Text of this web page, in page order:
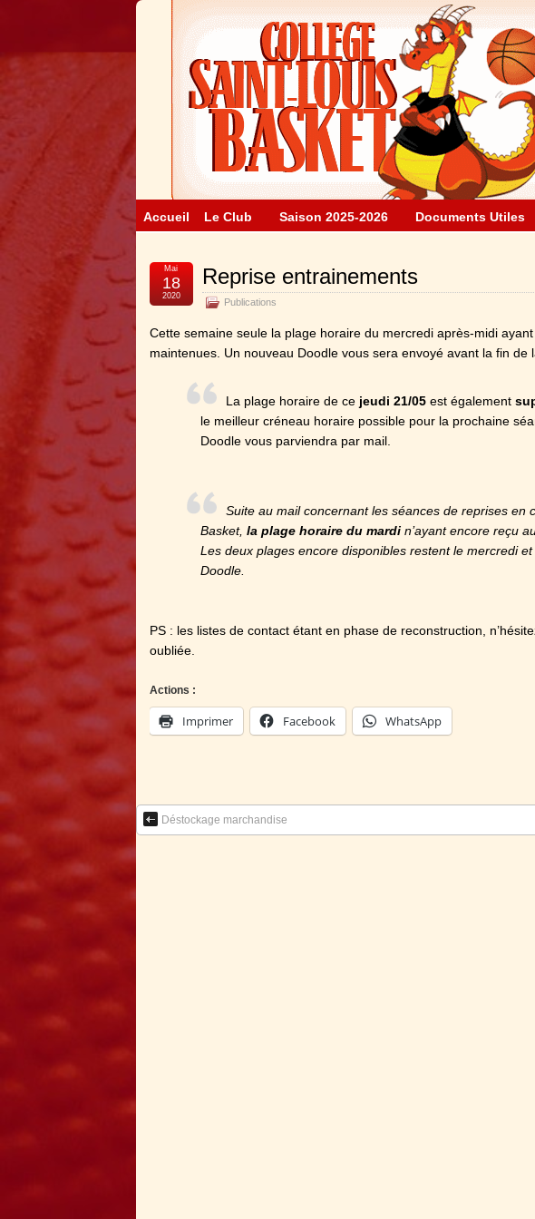
Accueil Le Club Saison 2025-2026 Documents Utiles
Reprise entrainements
Publications
Mai
18
2020
Cette semaine seule la plage horaire du mercredi après-midi
maintenues. Un nouveau Doodle vous sera envoyé avant la fin de
La plage horaire de ce jeudi 21/05 est également
le meilleur créneau horaire possible pour la prochaine
Doodle vous parviendra par mail.
Suite au mail concernant les séances de reprises en
Basket,la plage horaire du mardi n’ayant encore reçu
Les deux plages encore disponibles restent le mercredi
Doodle.
PS : les listes de contact étant en phase de reconstruction,
oubliée.
Actions :
Imprimer Facebook WhatsApp
Déstockage marchandise